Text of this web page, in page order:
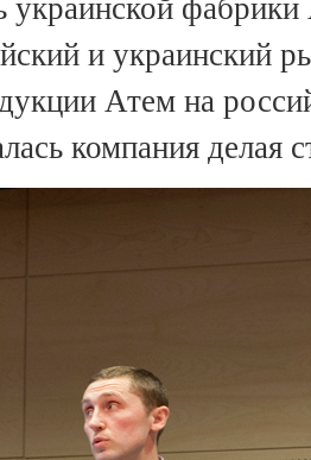
украинской
и украинский
Атем на
компания делая